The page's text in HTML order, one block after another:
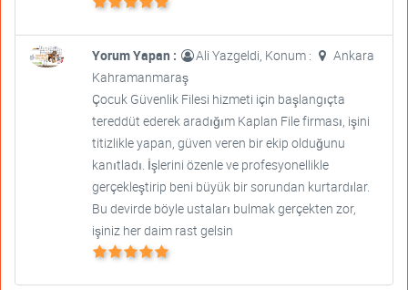
Yorum Yapan : Ali Yazgeldi, Konum :
Ankara
Kahramanmaraş
Çocuk Güvenlik Filesi hizmeti için başlangıçta
tereddüt ederek aradığım Kaplan File firması, işini
titizlikle yapan, güven veren bir ekip olduğunu
kanıtladı. İşlerini özenle ve profesyonellikle
gerçekleştirip beni büyük bir sorundan kurtardılar.
Bu devirde böyle ustaları bulmak gerçekten zor,
işiniz her daim rast gelsin